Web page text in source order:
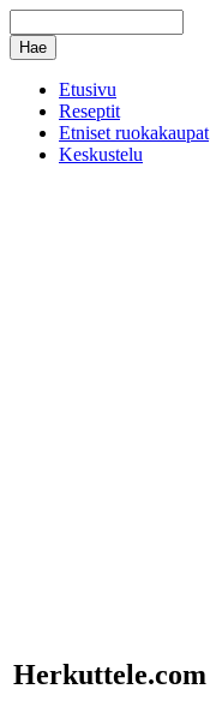
Etusivu
Reseptit
Etniset ruokakaupat
Keskustelu
Herkuttele.com